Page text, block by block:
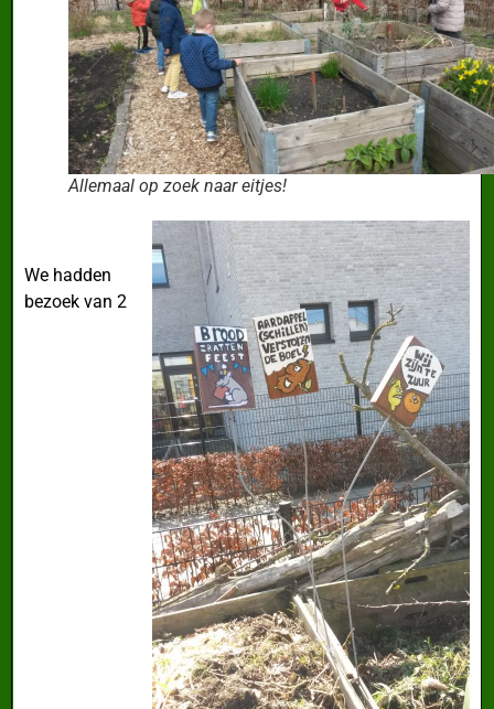
Allemaal op zoek naar eitjes!
We hadden
bezoek van 2